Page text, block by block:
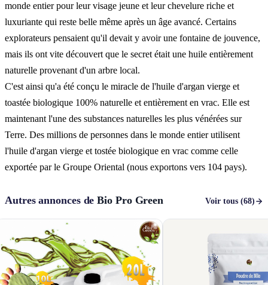
monde entier pour leur visage jeune et leur chevelure riche et
luxuriante qui reste belle même après un âge avancé. Certains
explorateurs pensaient qu'il devait y avoir une fontaine de jouvence,
mais ils ont vite découvert que le secret était une huile entièrement
naturelle provenant d'un arbre local.
C'est ainsi qu'a été conçu le miracle de l'huile d'argan vierge et
toastée biologique 100% naturelle et entièrement en vrac. Elle est
maintenant l'une des substances naturelles les plus vénérées sur
Terre. Des millions de personnes dans le monde entier utilisent
l'huile d'argan vierge et tostée biologique en vrac comme celle
exportée par le Groupe Oriental (nous exportons vers 104 pays).
Autres annonces deBio Pro Green Voir tous (68)